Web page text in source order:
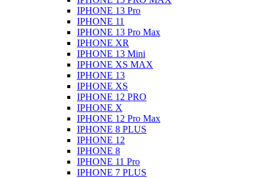
IPHONE 13 Pro
IPHONE 11
IPHONE 13 Pro Max
IPHONE XR
IPHONE 13 Mini
IPHONE XS MAX
IPHONE 13
IPHONE XS
IPHONE 12 PRO
IPHONE X
IPHONE 12 Pro Max
IPHONE 8 PLUS
IPHONE 12
IPHONE 8
IPHONE 11 Pro
IPHONE 7 PLUS